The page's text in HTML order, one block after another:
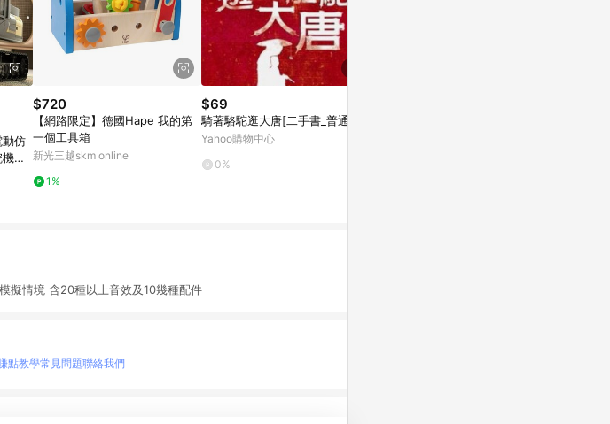
動仿
推
$720
【網路限定】德國Hape 我的第
一個工具箱
新光三越skm online
1%
$69
騎著駱駝逛大唐[二手書_普通]
Yahoo購物中心
0%
擬情境 含20種以上音效及10幾種配件
點教學常見問題聯絡我們